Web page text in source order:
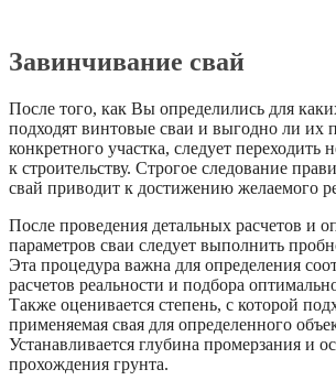
Завинчивание свай
После того, как Вы определились для
подходят винтовые сваи и выгодно ли их
конкретного участка, следует переходить
к строительству. Строгое следование
свай приводит к достижению желаемого
После проведения детальных расчетов и
параметров сваи следует выполнить
Эта процедура важна для определения
расчетов реальности и подбора
Также оценивается степень, с которой
применяемая свая для определенного
Устанавливается глубина промерзания и
прохождения грунта.